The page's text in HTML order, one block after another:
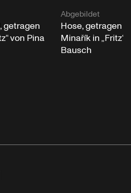
getragen
von Pina
Abgebildet
Hose, getragen
Minařík in „Fritz“
Bausch